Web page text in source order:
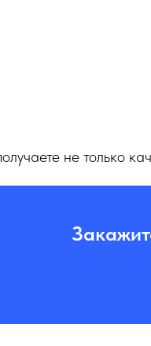
не только